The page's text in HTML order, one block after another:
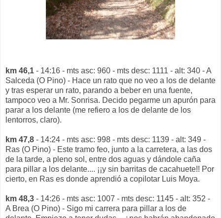
km 46,1 - 14:16 - mts asc: 960 - mts desc: 1111 - alt: 340 - A
Salceda (O Pino) - Hace un rato que no veo a los de delante
y tras esperar un rato, parando a beber en una fuente,
tampoco veo a Mr. Sonrisa. Decido pegarme un apurón para
parar a los delante (me refiero a los de delante de los
lentorros, claro).
km 47,8 - 14:24 - mts asc: 998 - mts desc: 1139 - alt: 349 -
Ras (O Pino) - Este tramo feo, junto a la carretera, a las dos
de la tarde, a pleno sol, entre dos aguas y dándole caña
para pillar a los delante.... ¡¡y sin barritas de cacahuete!! Por
cierto, en Ras es donde aprendió a copilotar Luis Moya.
km 48,3 - 14:26 - mts asc: 1007 - mts desc: 1145 - alt: 352 -
A Brea (O Pino) - Sigo mi carrera para pillar a los de